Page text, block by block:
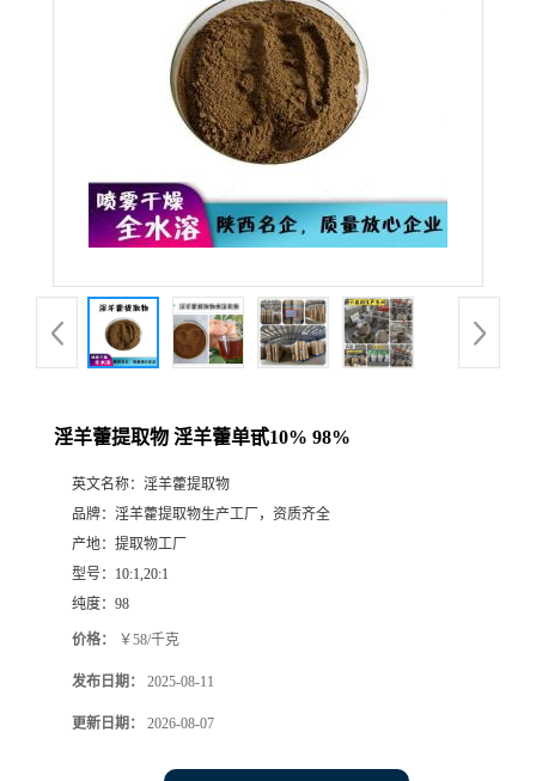
淫羊藿提取物 淫羊藿单甙10% 98%
英文名称： 淫羊藿提取物
品牌： 淫羊藿提取物生产工厂，资质齐全
产地： 提取物工厂
型号： 10:1,20:1
纯度： 98
价格： ￥58/千克
发布日期： 2025-08-11
更新日期： 2026-08-07